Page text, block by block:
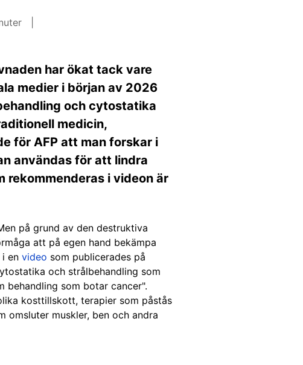
har ökat tack vare
medier i början av 2026
och cytostatika
medicin,
för AFP att man forskar i
användas för att lindra
rekommenderas i videon är
på grund av den destruktiva
att på egen hand bekämpa
en video som publicerades på
och strålbehandling som
behandling som botar cancer".
kosttillskott, terapier som påstås
omsluter muskler, ben och andra